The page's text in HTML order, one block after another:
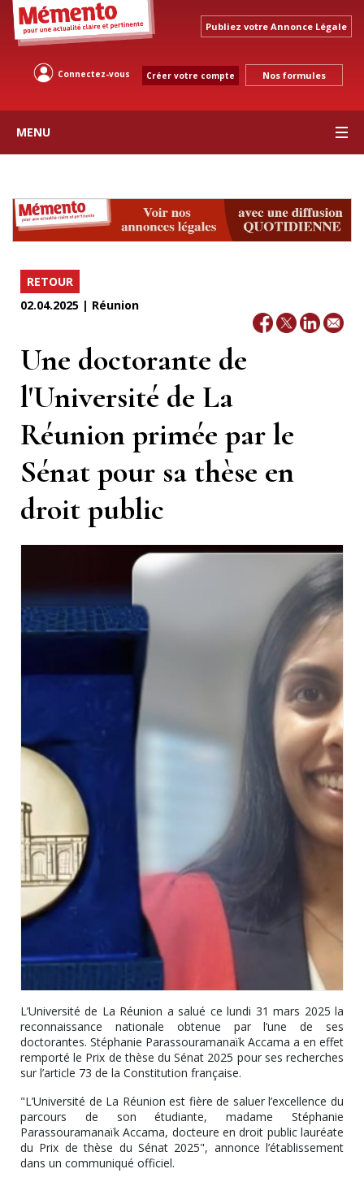
Publiez votre Annonce Légale
Connectez-vous Créer votre compte Nos formules
MENU
RETOUR
02.04.2025 | Réunion
Une doctorante de
l'Université de La
Réunion primée par le
Sénat pour sa thèse en
droit public
L’Université de La Réunion a salué ce lundi 31 mars 2025 la
reconnaissance nationale obtenue par l’une de ses
doctorantes. Stéphanie Parassouramanaïk Accama a en effet
remporté le Prix de thèse du Sénat 2025 pour ses recherches
sur l’article 73 de la Constitution française.
"L’Université de La Réunion est fière de saluer l’excellence du
parcours de son étudiante, madame Stéphanie
Parassouramanaïk Accama, docteure en droit public lauréate
du Prix de thèse du Sénat 2025", annonce l’établissement
dans un communiqué officiel.